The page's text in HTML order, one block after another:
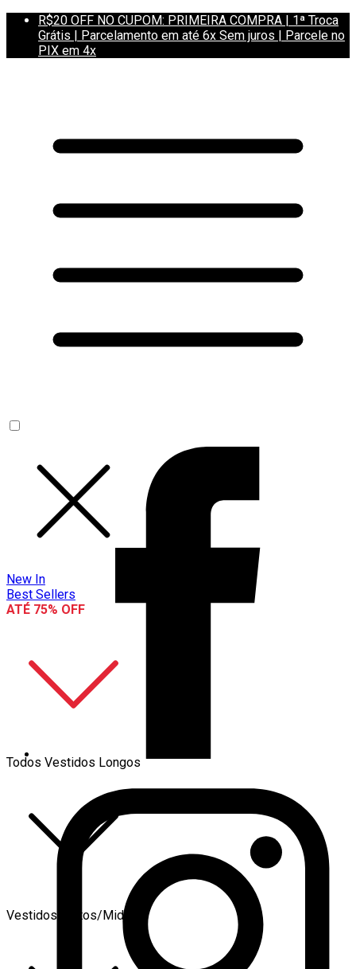
R$20 OFF NO CUPOM: PRIMEIRA COMPRA | 1ª Troca
Grátis | Parcelamento em até 6x Sem juros | Parcele no
PIX em 4x
New In
Best Sellers
ATÉ 75% OFF
Todos Vestidos Longos
Vestidos Curtos/Midi